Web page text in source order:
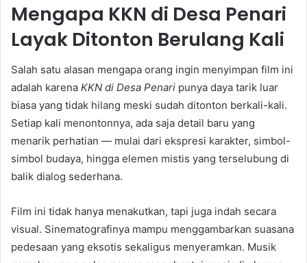
Mengapa KKN di Desa Penari
Layak Ditonton Berulang Kali
Salah satu alasan mengapa orang ingin menyimpan film ini
adalah karena KKN di Desa Penari punya daya tarik luar
biasa yang tidak hilang meski sudah ditonton berkali-kali.
Setiap kali menontonnya, ada saja detail baru yang
menarik perhatian — mulai dari ekspresi karakter, simbol-
simbol budaya, hingga elemen mistis yang terselubung di
balik dialog sederhana.
Film ini tidak hanya menakutkan, tapi juga indah secara
visual. Sinematografinya mampu menggambarkan suasana
pedesaan yang eksotis sekaligus menyeramkan. Musik